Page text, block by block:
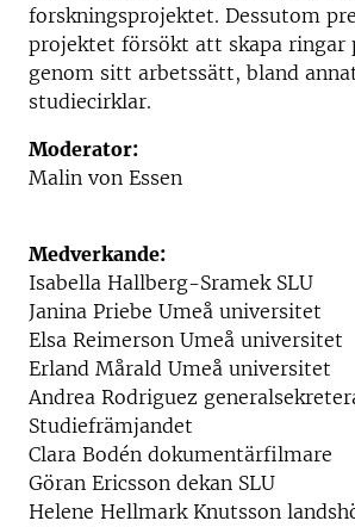
forskningsprojektet. Dessutom
projektet försökt att skapa ringar
genom sitt arbetssätt, bland
studiecirklar.
Moderator:
Malin von Essen
Medverkande:
Isabella Hallberg-Sramek SLU
Janina Priebe Umeå universitet
Elsa Reimerson Umeå universitet
Erland Mårald Umeå universitet
Andrea Rodriguez
Studiefrämjandet
Clara Bodén dokumentärfilmare
Göran Ericsson dekan SLU
Helene Hellmark Knutsson